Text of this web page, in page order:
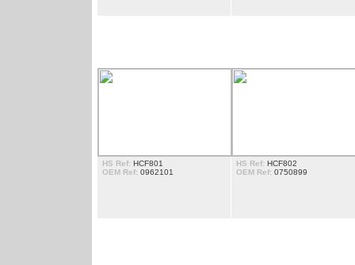
HS Ref: HCF801
OEM Ref: 0962101
HS Ref: HCF802
OEM Ref: 0750899